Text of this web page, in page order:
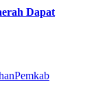
Dapat
Pemkab